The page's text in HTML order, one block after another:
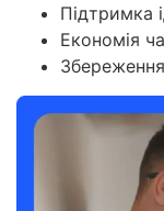
Підтримка
Економія
Збереження